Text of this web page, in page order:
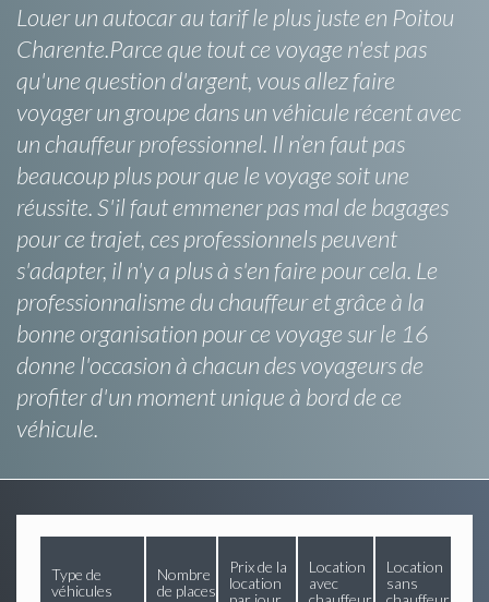
Louer un autocar au tarif le plus juste en Poitou
Charente.Parce que tout ce voyage n'est pas
qu'une question d'argent, vous allez faire
voyager un groupe dans un véhicule récent avec
un chauffeur professionnel. Il n’en faut pas
beaucoup plus pour que le voyage soit une
réussite. S'il faut emmener pas mal de bagages
pour ce trajet, ces professionnels peuvent
s'adapter, il n'y a plus à s'en faire pour cela. Le
professionnalisme du chauffeur et grâce à la
bonne organisation pour ce voyage sur le 16
donne l'occasion à chacun des voyageurs de
profiter d'un moment unique à bord de ce
véhicule.
Type de
véhicules
Nombre
de places
Prix de la
location
Location
avec
Location
sans